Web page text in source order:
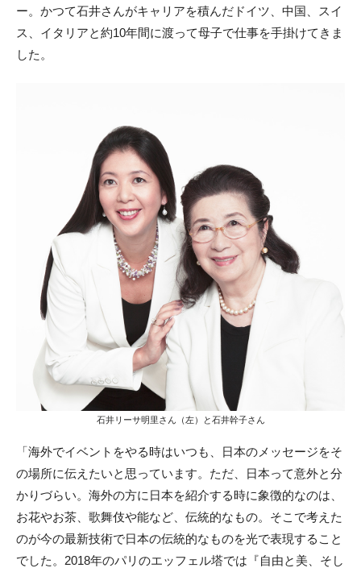
ー。かつて石井さんがキャリアを積んだドイツ、中国、スイ
ス、イタリアと約10年間に渡って母子で仕事を手掛けてきま
した。
石井リーサ明里さん（左）と石井幹子さん
「海外でイベントをやる時はいつも、日本のメッセージをそ
の場所に伝えたいと思っています。ただ、日本って意外と分
かりづらい。海外の方に日本を紹介する時に象徴的なのは、
お花やお茶、歌舞伎や能など、伝統的なもの。そこで考えた
のが今の最新技術で日本の伝統的なものを光で表現すること
でした。2018年のパリのエッフェル塔では『自由と美、そし